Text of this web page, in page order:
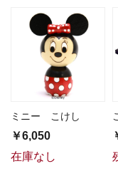
ミニー こけし
￥6,050
在庫なし